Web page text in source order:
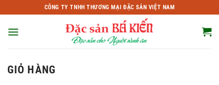
qua
nội
CÔNG TY TNHH THƯƠNG MẠI ĐẶC SẢN VIỆT NAM
GIỎ HÀNG